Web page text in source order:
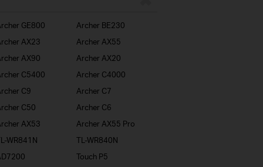
GE800
Archer BE230
AX23
Archer AX55
AX90
Archer AX20
C5400
Archer C4000
C9
Archer C7
C50
Archer C6
AX53
Archer AX55 Pro
WR841N
TL-WR840N
Touch P5